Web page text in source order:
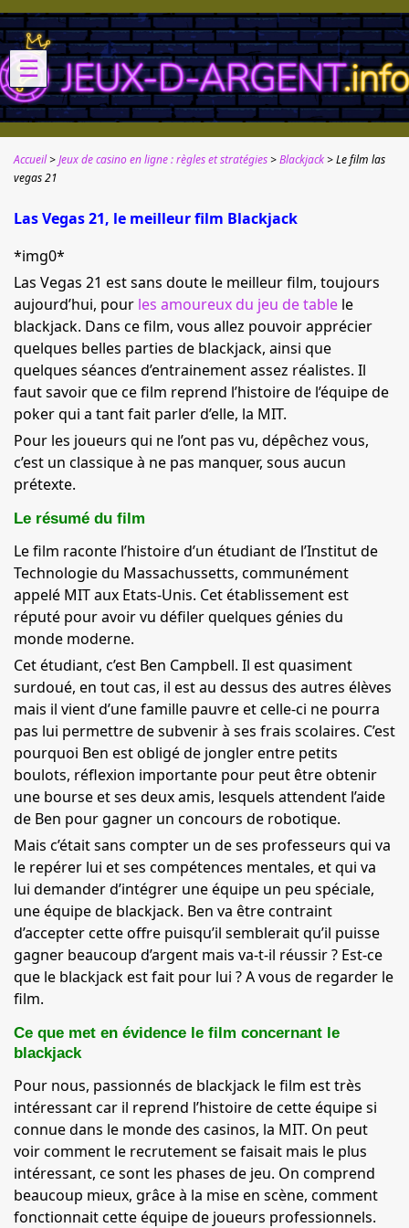
☰
Accueil Jeux de casino en ligne : règles et stratégies Blackjack
Le film las
vegas 21
Las Vegas 21, le meilleur film Blackjack
*img0*
Las Vegas 21 est sans doute le meilleur film, toujours
aujourd’hui, pour les amoureux du jeu de table le
blackjack. Dans ce film, vous allez pouvoir apprécier
quelques belles parties de blackjack, ainsi que
quelques séances d’entrainement assez réalistes. Il
faut savoir que ce film reprend l’histoire de l’équipe de
poker qui a tant fait parler d’elle, la MIT.
Pour les joueurs qui ne l’ont pas vu, dépêchez vous,
c’est un classique à ne pas manquer, sous aucun
prétexte.
Le résumé du film
Le film raconte l’histoire d’un étudiant de l’Institut de
Technologie du Massachussetts, communément
appelé MIT aux Etats-Unis. Cet établissement est
réputé pour avoir vu défiler quelques génies du
monde moderne.
Cet étudiant, c’est Ben Campbell. Il est quasiment
surdoué, en tout cas, il est au dessus des autres élèves
mais il vient d’une famille pauvre et celle-ci ne pourra
pas lui permettre de subvenir à ses frais scolaires. C’est
pourquoi Ben est obligé de jongler entre petits
boulots, réflexion importante pour peut être obtenir
une bourse et ses deux amis, lesquels attendent l’aide
de Ben pour gagner un concours de robotique.
Mais c’était sans compter un de ses professeurs qui va
le repérer lui et ses compétences mentales, et qui va
lui demander d’intégrer une équipe un peu spéciale,
une équipe de blackjack. Ben va être contraint
d’accepter cette offre puisqu’il semblerait qu’il puisse
gagner beaucoup d’argent mais va-t-il réussir ? Est-ce
que le blackjack est fait pour lui ? A vous de regarder le
film.
Ce que met en évidence le film concernant le
blackjack
Pour nous, passionnés de blackjack le film est très
intéressant car il reprend l’histoire de cette équipe si
connue dans le monde des casinos, la MIT. On peut
voir comment le recrutement se faisait mais le plus
intéressant, ce sont les phases de jeu. On comprend
beaucoup mieux, grâce à la mise en scène, comment
fonctionnait cette équipe de joueurs professionnels.